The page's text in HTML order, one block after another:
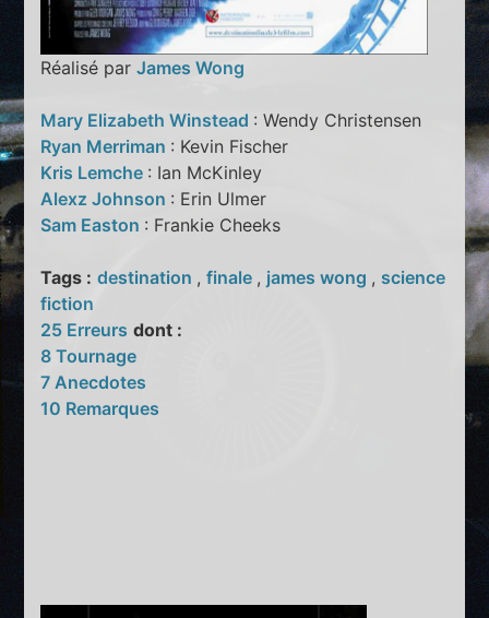
Réalisé parJames Wong
Mary Elizabeth Winstead : Wendy Christensen
Ryan Merriman : Kevin Fischer
Kris Lemche : Ian McKinley
Alexz Johnson : Erin Ulmer
Sam Easton : Frankie Cheeks
Tags : destination ,finale , james wong , science
fiction
25 Erreurs dont :
8 Tournage
7 Anecdotes
10 Remarques